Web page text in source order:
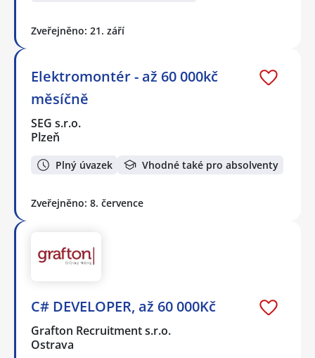
Zveřejněno: 21. září
Elektromontér - až 60 000kč
měsíčně
SEG s.r.o.
Plzeň
Plný úvazek Vhodné také pro absolventy
Zveřejněno: 8. července
C# DEVELOPER, až 60 000Kč
Grafton Recruitment s.r.o.
Ostrava